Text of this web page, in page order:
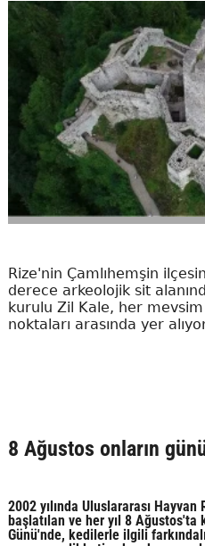
Rize'nin Çamlıhemşin
derece arkeolojik sit
kurulu Zil Kale, her
noktaları arasında yer
8 Ağustos onların
2002 yılında Uluslararası Hayvan
başlatılan ve her yıl 8 Ağustos'ta
Günü'nde, kedilerle ilgili